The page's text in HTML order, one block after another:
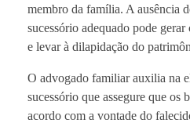
membro da família. A ausência
sucessório adequado pode
e levar à dilapidação do
O advogado familiar auxilia na
sucessório que assegure que os
acordo com a vontade do